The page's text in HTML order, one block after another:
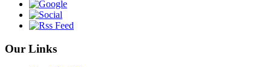
Our Links